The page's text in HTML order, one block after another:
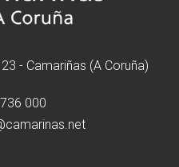
- Camariñas (A Coruña)
000